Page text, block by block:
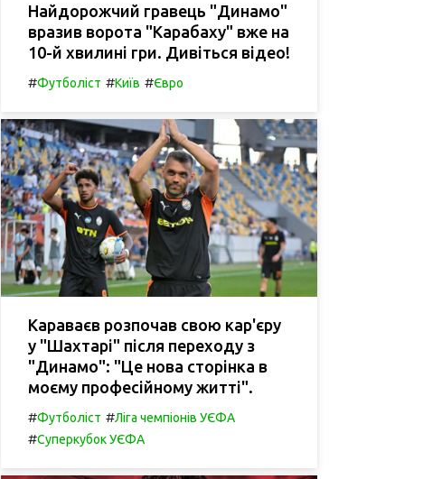
Найдорожчий гравець "Динамо"
вразив ворота "Карабаху" вже на
10-й хвилині гри. Дивіться відео!
#Футболіст #Київ #Євро
Караваєв розпочав свою кар'єру
у "Шахтарі" після переходу з
"Динамо": "Це нова сторінка в
моєму професійному житті".
#Футболіст #Ліга чемпіонів УЄФА
#Суперкубок УЄФА